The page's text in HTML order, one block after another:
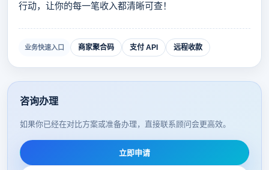
行动，让你的每一笔收入都清晰可查！
业务快速入口 商家聚合码 支付 API 远程收款
咨询办理
如果你已经在对比方案或准备办理，直接联系顾问会更高效。
立即申请